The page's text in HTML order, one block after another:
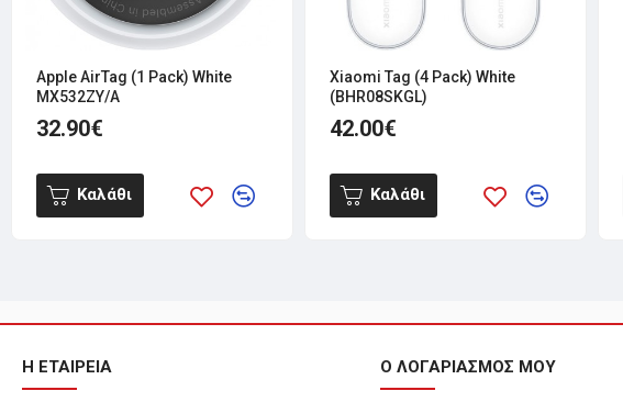
Apple AirTag (1 Pack) White
MX532ZY/A
32.90€
Καλάθι
Xiaomi Tag (4 Pack) White
(BHR08SΚGL)
42.00€
Καλάθι
Η ΕΤΑΙΡΕΙΑ Ο ΛΟΓΑΡΙΑΣΜΟΣ ΜΟΥ